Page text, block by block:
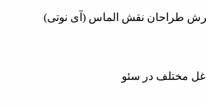
طراحان نقش الماس (آی نوتی)
مختلف در سئو